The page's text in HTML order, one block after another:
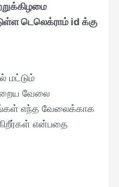
டெலெக்ராம் id க்கு
மட்டும்
வேலை
எந்த வேலைக்காக
என்பதை